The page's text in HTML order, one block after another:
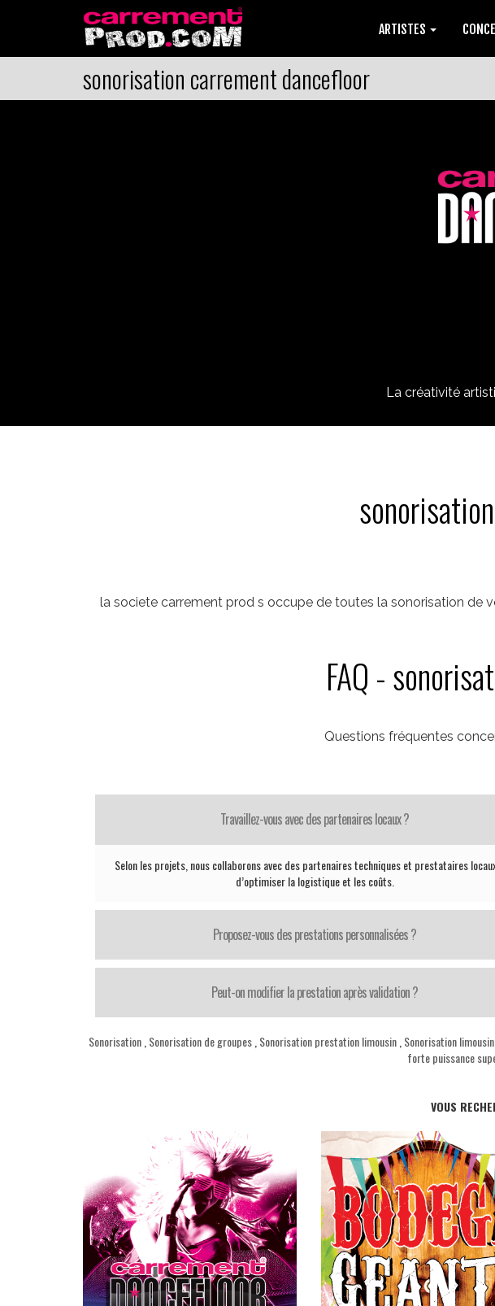
ARTISTES
sonorisation carrement dancefloor
La créativité
la societe carrement prod s occupe de toutes la sonorisation de
FAQ -
Questions fréquentes
Travaillez-vous avec des partenaires locaux ?
Selon les projets, nous collaborons avec des partenaires techniques et prestataires
d’optimiser la logistique et les coûts.
Proposez-vous des prestations personnalisées ?
Peut-on modifier la prestation après validation ?
Sonorisation, Sonorisation de groupes, Sonorisation prestation limousin, Sonorisation limousin,
forte puissance
VOUS